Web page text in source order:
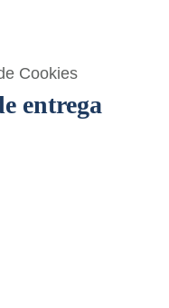
Cookies
entrega